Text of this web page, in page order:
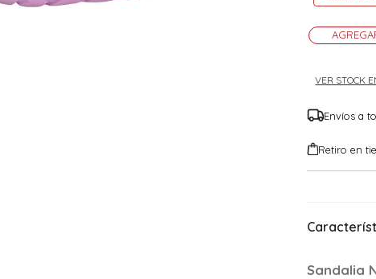
VER STOCK
Envíos a
Retiro en
Sandalia